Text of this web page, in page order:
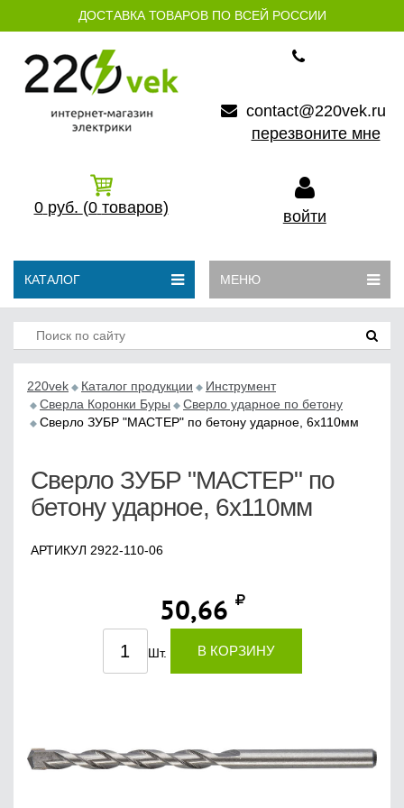
ДОСТАВКА ТОВАРОВ ПО ВСЕЙ РОССИИ
contact@220vek.ru
перезвоните мне
0 руб. (0 товаров) войти
КАТАЛОГ МЕНЮ
220vek Каталог продукции
Инструмент
Сверла Коронки Буры
Сверло ударное по бетону
Сверло ЗУБР "МАСТЕР" по бетону ударное, 6x110мм
Сверло ЗУБР "МАСТЕР" по
бетону ударное, 6x110мм
АРТИКУЛ 2922-110-06
50,66
Шт. В КОРЗИНУ